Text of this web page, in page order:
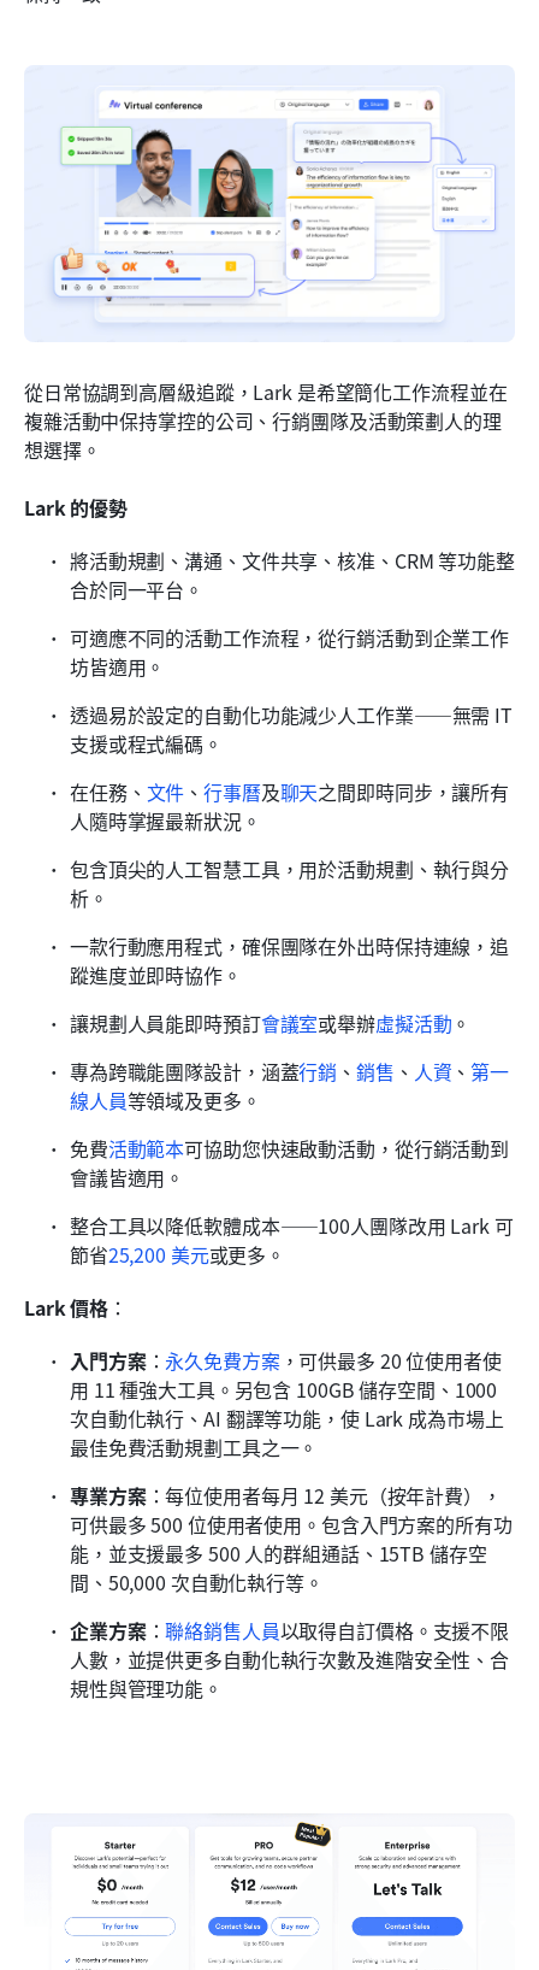
從日常協調到高層級追蹤，Lark 是希望簡化工作流程並在
複雜活動中保持掌控的公司、行銷團隊及活動策劃人的理
想選擇。
Lark 的優勢
將活動規劃、溝通、文件共享、核准、CRM 等功能整
合於同一平台。
可適應不同的活動工作流程，從行銷活動到企業工作
坊皆適用。
透過易於設定的自動化功能減少人工作業——無需 IT
支援或程式編碼。
在任務、 文件 、行事曆及聊天之間即時同步，讓所有
人隨時掌握最新狀況。
包含頂尖的人工智慧工具，用於活動規劃、執行與分
析。
一款行動應用程式，確保團隊在外出時保持連線，追
蹤進度並即時協作。
讓規劃人員能即時預訂會議室或舉辦虛擬活動 。
專為跨職能團隊設計，涵蓋行銷 、銷售 、 人資 、 第一
線人員等領域及更多。
免費活動範本可協助您快速啟動活動，從行銷活動到
會議皆適用。
整合工具以降低軟體成本——100人團隊改用 Lark 可
節省25,200 美元或更多。
Lark 價格 ：
入門方案： 永久免費方案，可供最多 20 位使用者使
用 11 種強大工具。另包含 100GB 儲存空間、1000
次自動化執行、AI 翻譯等功能，使 Lark 成為市場上
最佳免費活動規劃工具之一。
專業方案：每位使用者每月 12 美元（按年計費），
可供最多 500 位使用者使用。包含入門方案的所有功
能，並支援最多 500 人的群組通話、15TB 儲存空
間、50,000 次自動化執行等。
企業方案：聯絡銷售人員以取得自訂價格。支援不限
人數，並提供更多自動化執行次數及進階安全性、合
規性與管理功能。